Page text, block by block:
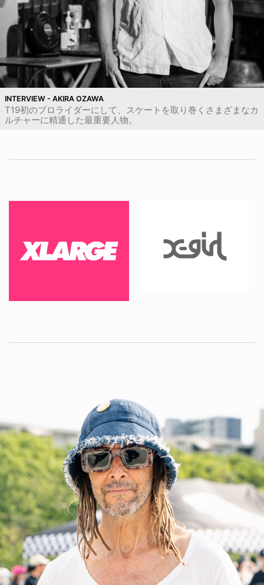
INTERVIEW - AKIRA OZAWA
T19初のプロライダーにして、スケートを取り巻くさまざまなカ
ルチャーに精通した最重要人物。